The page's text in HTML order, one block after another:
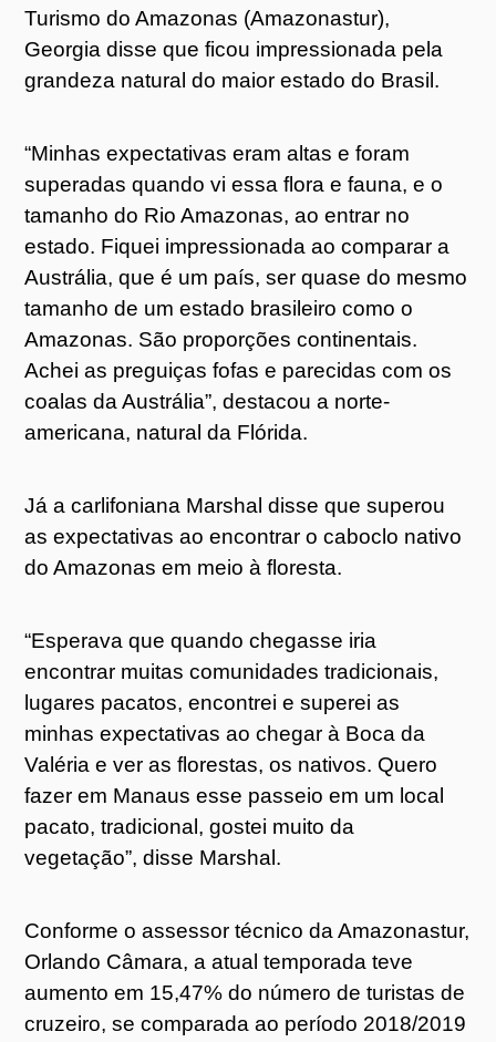
Turismo do Amazonas (Amazonastur),
Georgia disse que ficou impressionada pela
grandeza natural do maior estado do Brasil.
“Minhas expectativas eram altas e foram
superadas quando vi essa flora e fauna, e o
tamanho do Rio Amazonas, ao entrar no
estado. Fiquei impressionada ao comparar a
Austrália, que é um país, ser quase do mesmo
tamanho de um estado brasileiro como o
Amazonas. São proporções continentais.
Achei as preguiças fofas e parecidas com os
coalas da Austrália”, destacou a norte-
americana, natural da Flórida.
Já a carlifoniana Marshal disse que superou
as expectativas ao encontrar o caboclo nativo
do Amazonas em meio à floresta.
“Esperava que quando chegasse iria
encontrar muitas comunidades tradicionais,
lugares pacatos, encontrei e superei as
minhas expectativas ao chegar à Boca da
Valéria e ver as florestas, os nativos. Quero
fazer em Manaus esse passeio em um local
pacato, tradicional, gostei muito da
vegetação”, disse Marshal.
Conforme o assessor técnico da Amazonastur,
Orlando Câmara, a atual temporada teve
aumento em 15,47% do número de turistas de
cruzeiro, se comparada ao período 2018/2019